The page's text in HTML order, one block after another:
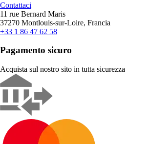
Contattaci
11 rue Bernard Maris
37270 Montlouis-sur-Loire, Francia
+33 1 86 47 62 58
Pagamento sicuro
Acquista sul nostro sito in tutta sicurezza